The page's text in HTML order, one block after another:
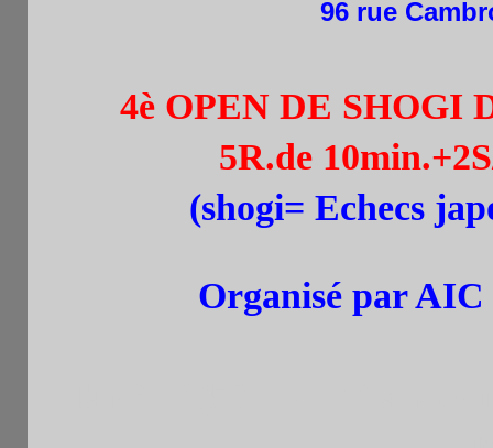
96 rue
4è OPEN DE SHOGI
5R.de
(shogi= Echecs
Organisé par AIC